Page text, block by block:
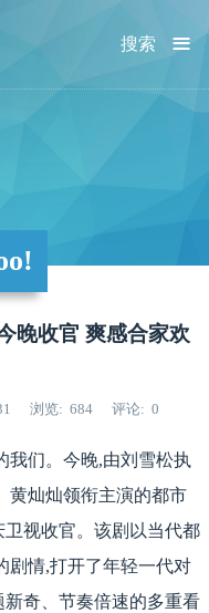
≡
搜索
晚收官 爽感合家欢
浏览 684 评论 0
我们。今晚,由刘雪松执
黄灿灿领衔主演的都市
视收官。该剧以当代都
剧情,打开了年轻一代对
奇、节奏倍速的多重看